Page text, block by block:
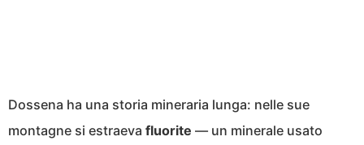
Dossena ha una storia mineraria lunga: nelle sue
montagne si estraeva fluorite — un minerale usato